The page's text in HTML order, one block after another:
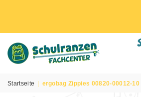
FACHCENTER
Startseite ergobag Zippies 00820-00012-